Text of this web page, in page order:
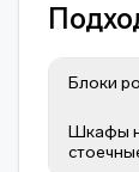
Блоки
Шкафы